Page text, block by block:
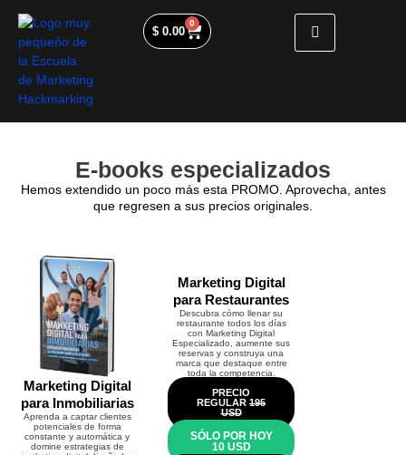
$0.00
0
E-books especializados
Hemos extendido un poco más esta PROMO. Aprovecha, antes
que regresen a sus precios originales.
Marketing Digital
para Inmobiliarias
Aprenda a captar clientes
potenciales de forma
constante y automática y
domine estrategias de
Marketing Digital
para Restaurantes
Descubra cómo llenar su
restaurante todos los días
con Marketing Digital
Especializado, aumente sus
reservas y construya una
marca que destaque entre
toda la competencia.
PRECIO
REGULAR 195
USD
SÓLO POR HOY
10 USD